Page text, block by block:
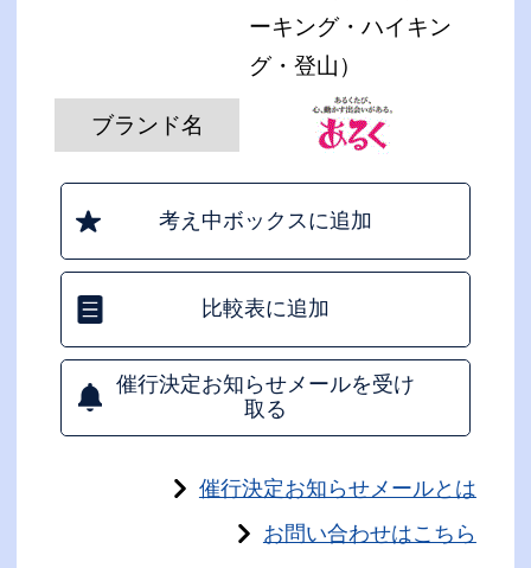
ーキング・ハイキン
グ・登山）
ブランド名
考え中ボックスに追加
比較表に追加
催行決定お知らせメールを受け
取る
催行決定お知らせメールとは
お問い合わせはこちら